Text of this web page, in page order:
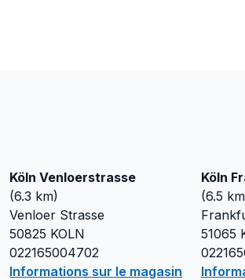
Köln Venloerstrasse
(6.3 km)
Venloer Strasse
50825 KOLN
022165004702
Informations sur le magasin
Köln
(6.5
51065